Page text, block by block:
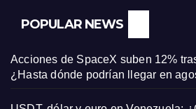
POPULAR NEWS
Acciones de SpaceX suben 12%
¿Hasta dónde podrían llegar en